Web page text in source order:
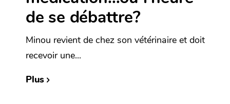
de se débattre?
Minou revient de chez son vétérinaire et doit
recevoir une...
Plus